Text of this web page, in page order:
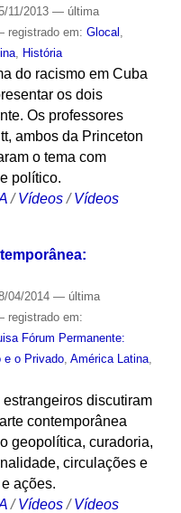
11/2013 — última
registrado em: Glocal
, História
do racismo em Cuba
os dois
Os professores
ambos da Princeton
o tema com
político.
/Vídeos /Vídeos
04/2014 — última
registrado em:
Fórum Permanente:
e o Privado, América Latina,
discutiram
contemporânea
geopolítica, curadoria,
circulações e
ações.
/Vídeos /Vídeos